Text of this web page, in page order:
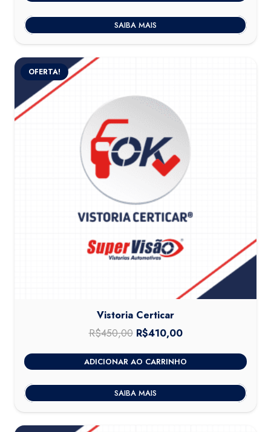
SAIBA MAIS
OFERTA!
Vistoria Certicar
R$450,00 O
preço
original
era:
R$450,00.
R$410,00O
preço
atual
é:
R$410,00.
ADICIONAR AO CARRINHO
SAIBA MAIS